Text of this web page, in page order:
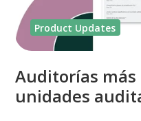
Auditorías más
unidades
Product Updates